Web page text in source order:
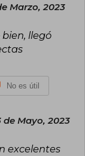
Marzo, 2023
llegó
No es útil
de Mayo, 2023
excelentes